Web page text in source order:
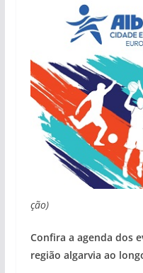
ção)
Confira a agenda dos
região algarvia ao